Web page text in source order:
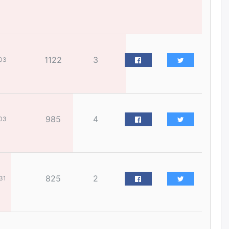
Бариста хийх нь залуусын
Өмгөөлөгч Б.Оюунбилэг:
"Урьхан" Б.Чинбат гэж хүн
шалгуулж, торны цаана
улсаас авдаг хараат байдлаа
1122 3
985 4
825 2